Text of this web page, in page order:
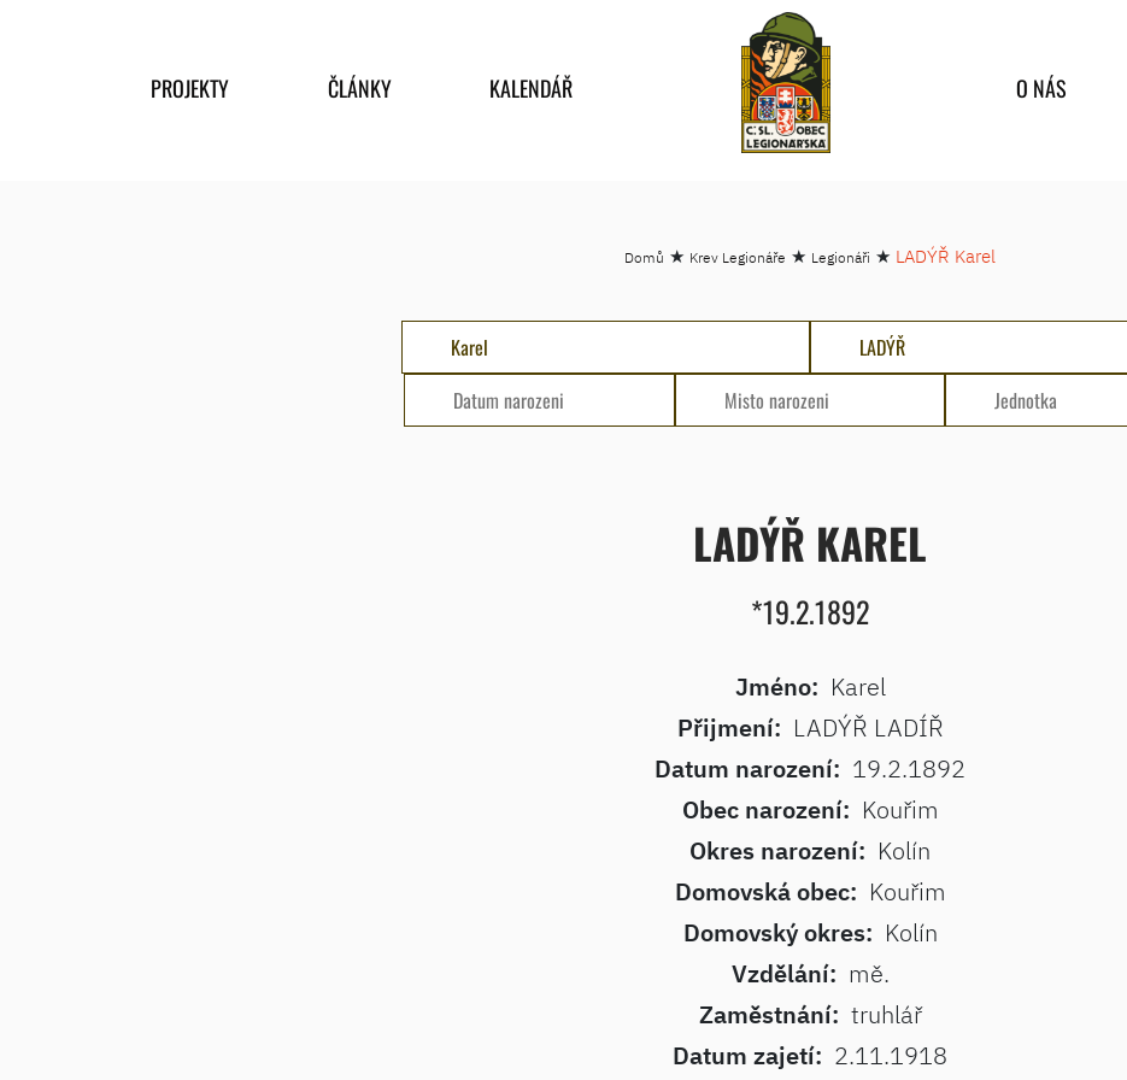
PROJEKTY ČLÁNKY KALENDÁŘ O NÁS
Domů ★ Krev Legionáře ★ Legionáři ★ LADÝŘ Karel
LADÝŘ KAREL
*19.2.1892
Jméno: Karel
Přijmení: LADÝŘ LADÍŘ
Datum narození: 19.2.1892
Obec narození: Kouřim
Okres narození: Kolín
Domovská obec: Kouřim
Domovský okres: Kolín
Vzdělání: mě.
Zaměstnání: truhlář
Datum zajetí: 2.11.1918